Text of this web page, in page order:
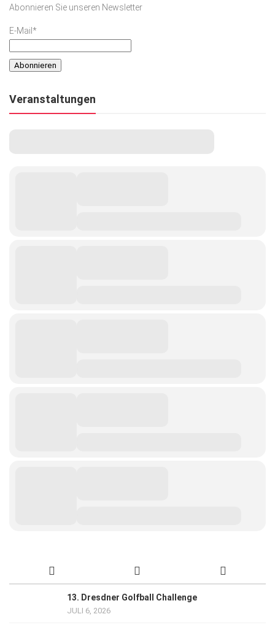
Lifestyle
Ausflug & Reise
Abonnieren Sie unseren Newsletter
E-Mail*
Veranstaltungen
13. Dresdner Golfball Challenge
JULI 6, 2026